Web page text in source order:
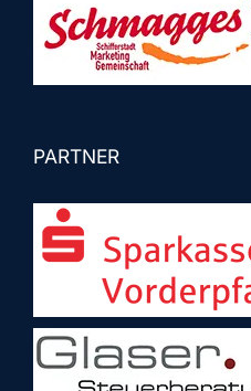
PARTNER